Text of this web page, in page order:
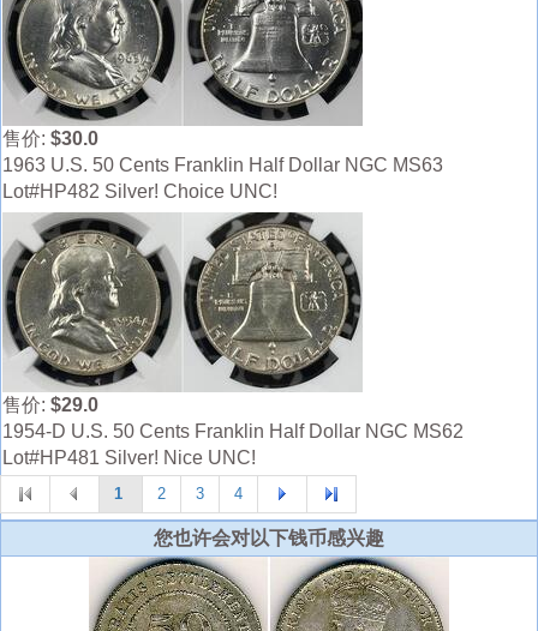
售价: $30.0
1963 U.S. 50 Cents Franklin Half Dollar NGC MS63
Lot#HP482 Silver! Choice UNC!
售价: $29.0
1954-D U.S. 50 Cents Franklin Half Dollar NGC MS62
Lot#HP481 Silver! Nice UNC!
1 2 3 4
您也许会对以下钱币感兴趣